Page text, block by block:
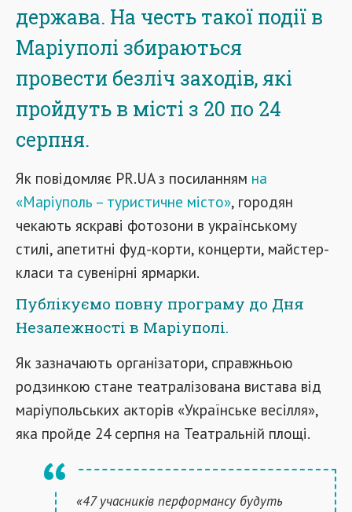
держава. На честь такої події в
Маріуполі збираються
провести безліч заходів, які
пройдуть в місті з 20 по 24
серпня.
Як повідомляє PR.UA з посиланням на
«Маріуполь – туристичне місто», городян
чекають яскраві фотозони в українському
стилі, апетитні фуд-корти, концерти, майстер-
класи та сувенірні ярмарки.
Публікуємо повну програму до Дня
Незалежності в Маріуполі.
Як зазначають організатори, справжньою
родзинкою стане театралізована вистава від
маріупольських акторів «Українське весілля»,
яка пройде 24 серпня на Театральній площі.
«47 учасників перформансу будуть